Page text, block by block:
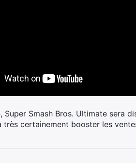
Super Smash Bros. Ultimate sera
certainement booster les